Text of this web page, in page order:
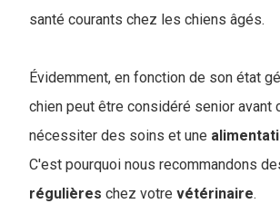
santé courants chez les chiens âgés.
Évidemment, en fonction de son état
chien peut être considéré senior avant
nécessiter des soins et une
C'est pourquoi nous recommandons
régulières chez votre vétérinaire.